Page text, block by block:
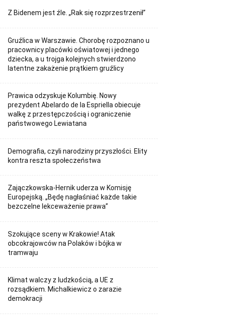
Z Bidenem jest źle. „Rak się rozprzestrzenił”
Gruźlica w Warszawie. Chorobę rozpoznano u
pracownicy placówki oświatowej i jednego
dziecka, a u trojga kolejnych stwierdzono
latentne zakażenie prątkiem gruźlicy
Prawica odzyskuje Kolumbię. Nowy
prezydent Abelardo de la Espriella obiecuje
walkę z przestępczością i ograniczenie
państwowego Lewiatana
Demografia, czyli narodziny przyszłości. Elity
kontra reszta społeczeństwa
Zajączkowska-Hernik uderza w Komisję
Europejską. „Będę nagłaśniać każde takie
bezczelne lekceważenie prawa”
Szokujące sceny w Krakowie! Atak
obcokrajowców na Polaków i bójka w
tramwaju
Klimat walczy z ludzkością, a UE z
rozsądkiem. Michalkiewicz o zarazie
demokracji